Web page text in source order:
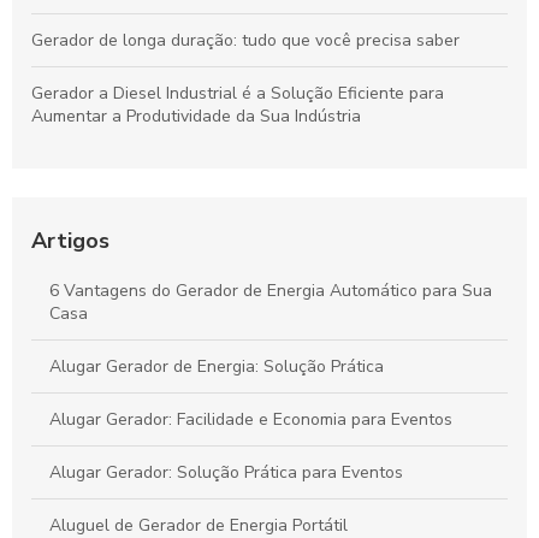
Gerador de longa duração: tudo que você precisa saber
Gerador a Diesel Industrial é a Solução Eficiente para
Aumentar a Produtividade da Sua Indústria
Conserto de gerador de energia: saiba como prolongar a vida
Como Alugar um Gerador Diário e Evitar Surpresas
Artigos
6 Vantagens do Gerador de Energia Automático para Sua
Casa
Alugar Gerador de Energia: Solução Prática
Alugar Gerador: Facilidade e Economia para Eventos
Alugar Gerador: Solução Prática para Eventos
Aluguel de Gerador de Energia Portátil